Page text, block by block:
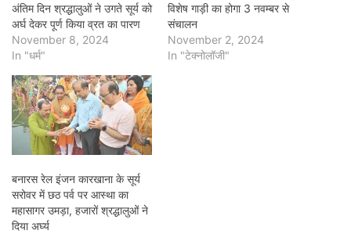
अंतिम दिन श्रद्धालुओं ने उगते सूर्य को
अर्घ देकर पूर्ण किया व्रत का पारण
November 8, 2024
In "धर्म"
विशेष गाड़ी का होगा 3 नवम्बर से
संचालन
November 2, 2024
In "टेक्नोलॉजी"
बनारस रेल इंजन कारखाना के सूर्य
सरोवर में छठ पर्व पर आस्था का
महासागर उमड़ा, हजारों श्रद्धालुओं ने
दिया अर्घ्य